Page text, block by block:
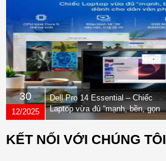
30
12/2025
Dell Pro 14 Essential – Chiếc
Laptop vừa đủ “mạnh, bền, gọn
nhẹ” dành cho dân văn phòng
KẾT NỐI VỚI CHÚNG TÔI